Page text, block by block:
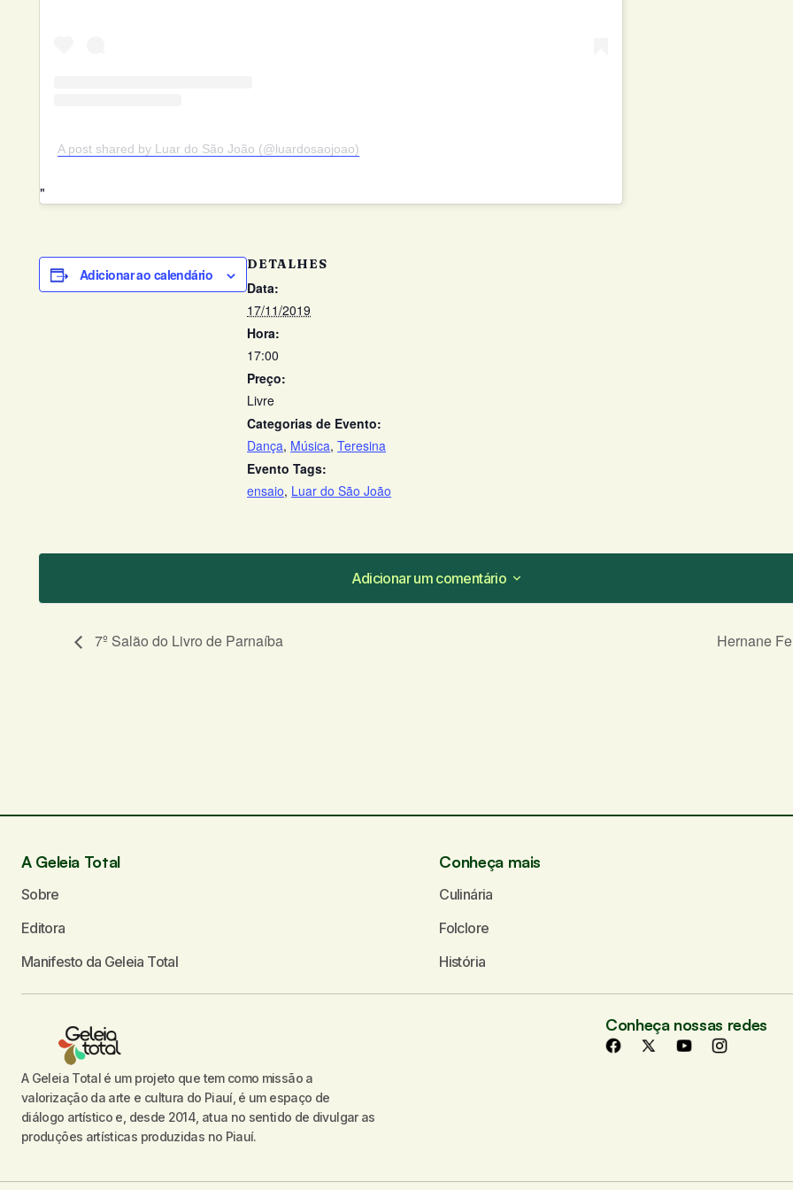
A post shared by Luar do São João (@luardosaojoao)
Adicionar ao calendário
DETALHES
Data:
17/11/2019
Hora:
17:00
Preço:
Livre
Categorias de Evento:
Dança, Música,Teresina
Evento Tags:
ensaio, Luar do São João
Adicionar um comentário
Adicionar um comentário
7º Salão do Livro de Parnaíba Hernane
A Geleia Total é um projeto que tem como missão a
valorização da arte e cultura do Piauí, é um espaço de
diálogo artístico e, desde 2014, atua no sentido de divulgar as
produções artísticas produzidas no Piauí.
A Geleia Total
Sobre
Editora
Manifesto da Geleia Total
Conheça mais
Culinária
Folclore
História
Conheça nossas redes